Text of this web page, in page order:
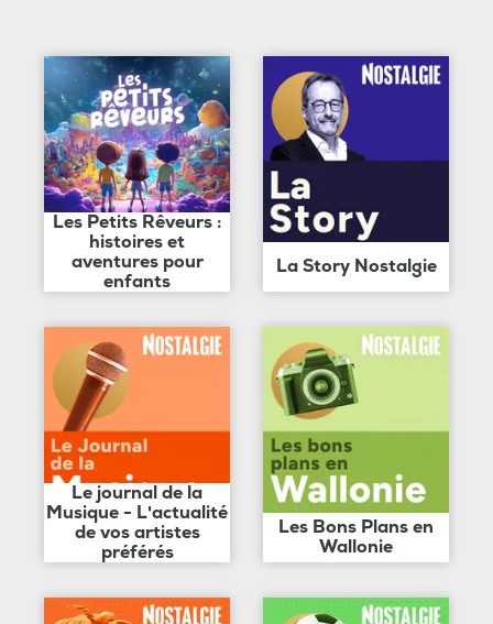
Les Petits Rêveurs :
histoires et
aventures pour
enfants
La Story Nostalgie
Le journal de la
Musique - L'actualité
de vos artistes
préférés
Les Bons Plans en
Wallonie